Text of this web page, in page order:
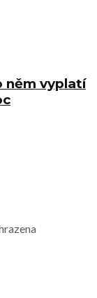
něm vyplatí